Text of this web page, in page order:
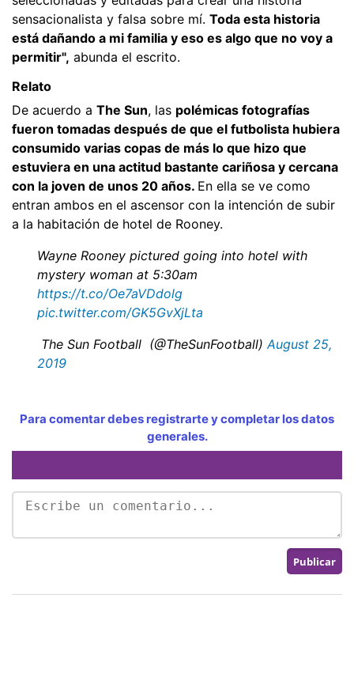
sensacionalista y falsa sobre mí. Toda esta historia
está dañando a mi familia y eso es algo que no voy a
permitir", abunda el escrito.
Relato
De acuerdo a The Sun, las polémicas fotografías
fueron tomadas después de que el futbolista hubiera
consumido varias copas de más lo que hizo que
estuviera en una actitud bastante cariñosa y cercana
con la joven de unos 20 años. En ella se ve como
entran ambos en el ascensor con la intención de subir
a la habitación de hotel de Rooney.
Wayne Rooney pictured going into hotel with
mystery woman at 5:30am
https://t.co/Oe7aVDdolg
pic.twitter.com/GK5GvXjLta
The Sun Football (@TheSunFootball) August 25,
2019
Para comentar debes registrarte y completar los datos
generales.